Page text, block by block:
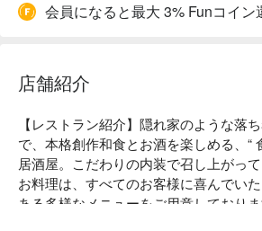
会員になると最大 3% Funコイン
店舗紹介
【レストラン紹介】隠れ家のような落
で、本格創作和食とお酒を楽しめる、“
居酒屋。こだわりの内装で召し上がっ
お料理は、すべてのお客様に喜んでい
ある多様なメニューをご用意しておりま